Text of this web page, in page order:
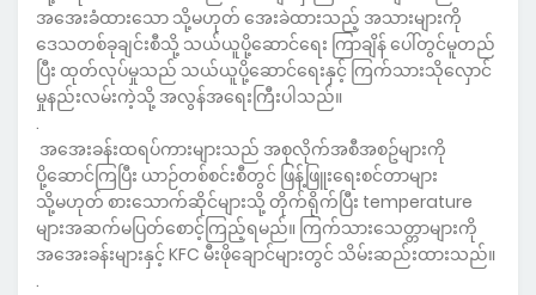
အအေးခံထားသော သို့မဟုတ် အေးခဲထားသည့် အသားများကို
ဒေသတစ်ခုချင်းစီသို့ သယ်ယူပို့ဆောင်ရေး ကြာချိန် ပေါ်တွင်မူတည်
ပြီး ထုတ်လုပ်မှုသည် သယ်ယူပို့ဆောင်ရေးနှင့် ကြက်သားသိုလှောင်
မှုနည်းလမ်းကဲ့သို့ အလွန်အရေးကြီးပါသည်။
.
အအေးခန်းထရပ်ကားများသည် အစုလိုက်အစီအစဥ်များကို
ပို့ဆောင်ကြပြီး ယာဉ်တစ်စင်းစီတွင် ဖြန့်ဖြူးရေးစင်တာများ
သို့မဟုတ် စားသောက်ဆိုင်များသို့ တိုက်ရိုက်ပြီး temperature
များအဆက်မပြတ်စောင့်ကြည့်ရမည်။ ကြက်သားသေတ္တာများကို
အအေးခန်းများနှင့် KFC မီးဖိုချောင်များတွင် သိမ်းဆည်းထားသည်။
.